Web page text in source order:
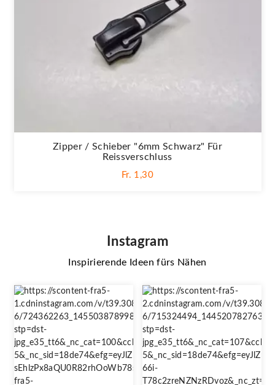
Zipper / Schieber "6mm Schwarz" Für
Reissverschluss
Fr. 1,30
Instagram
Inspirierende Ideen fürs Nähen